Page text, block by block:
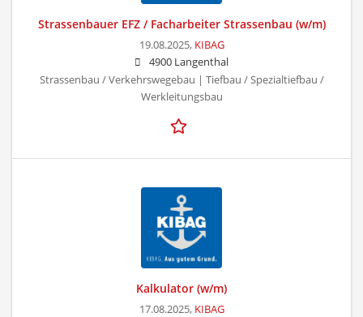
Strassenbauer EFZ / Facharbeiter Strassenbau (w/m)
19.08.2025, KIBAG
4900 Langenthal
Strassenbau / Verkehrswegebau | Tiefbau / Spezialtiefbau /
Werkleitungsbau
Kalkulator (w/m)
17.08.2025, KIBAG